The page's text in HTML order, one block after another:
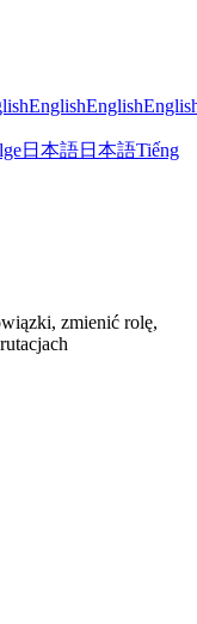
EnglishEnglish
日本語日本語Tiếng
zmienić rolę,